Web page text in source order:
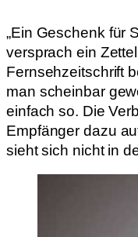
„Ein Geschenk für
versprach ein
Fernsehzeitschrift
man scheinbar
einfach so. Die
Empfänger dazu
sieht sich nicht in